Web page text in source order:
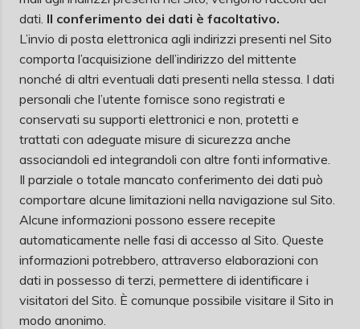
dati. Il conferimento dei dati è facoltativo.
L’invio di posta elettronica agli indirizzi presenti nel Sito
comporta l’acquisizione dell’indirizzo del mittente
nonché di altri eventuali dati presenti nella stessa. I dati
personali che l’utente fornisce sono registrati e
conservati su supporti elettronici e non, protetti e
trattati con adeguate misure di sicurezza anche
associandoli ed integrandoli con altre fonti informative.
Il parziale o totale mancato conferimento dei dati può
comportare alcune limitazioni nella navigazione sul Sito.
Alcune informazioni possono essere recepite
automaticamente nelle fasi di accesso al Sito. Queste
informazioni potrebbero, attraverso elaborazioni con
dati in possesso di terzi, permettere di identificare i
visitatori del Sito. È comunque possibile visitare il Sito in
modo anonimo.